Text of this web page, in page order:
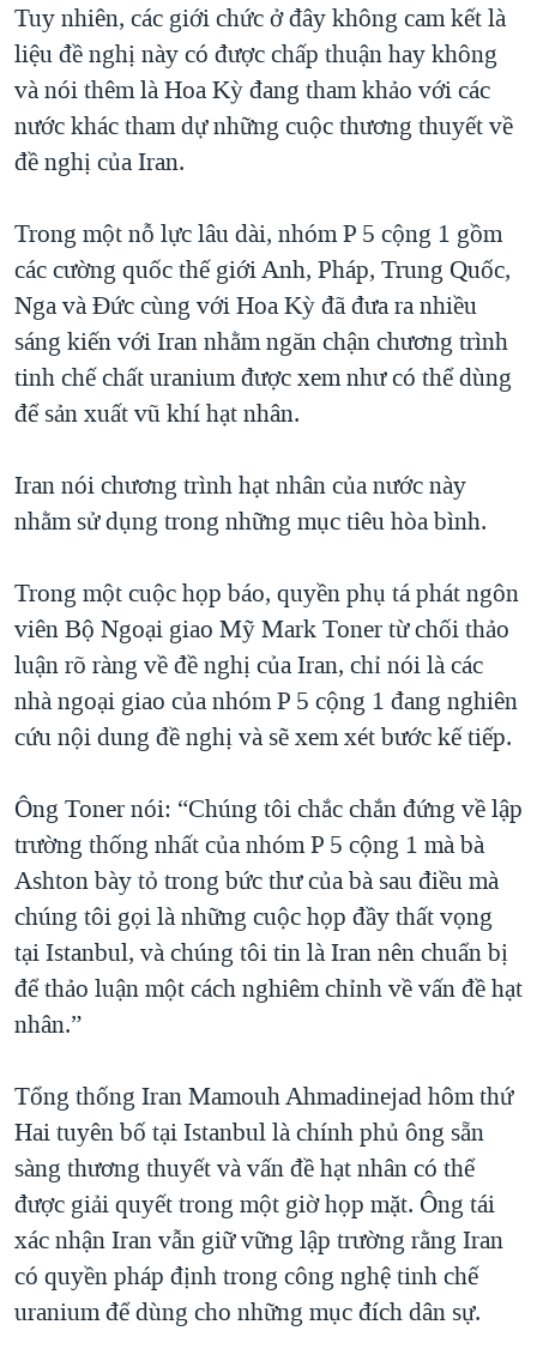
Tuy nhiên, các giới chức ở đây không cam kết là
liệu đề nghị này có được chấp thuận hay không
và nói thêm là Hoa Kỳ đang tham khảo với các
nước khác tham dự những cuộc thương thuyết về
đề nghị của Iran.
Trong một nỗ lực lâu dài, nhóm P 5 cộng 1 gồm
các cường quốc thế giới Anh, Pháp, Trung Quốc,
Nga và Đức cùng với Hoa Kỳ đã đưa ra nhiều
sáng kiến với Iran nhằm ngăn chận chương trình
tinh chế chất uranium được xem như có thể dùng
để sản xuất vũ khí hạt nhân.
Iran nói chương trình hạt nhân của nước này
nhằm sử dụng trong những mục tiêu hòa bình.
Trong một cuộc họp báo, quyền phụ tá phát ngôn
viên Bộ Ngoại giao Mỹ Mark Toner từ chối thảo
luận rõ ràng về đề nghị của Iran, chỉ nói là các
nhà ngoại giao của nhóm P 5 cộng 1 đang nghiên
cứu nội dung đề nghị và sẽ xem xét bước kế tiếp.
Ông Toner nói: “Chúng tôi chắc chắn đứng về lập
trường thống nhất của nhóm P 5 cộng 1 mà bà
Ashton bày tỏ trong bức thư của bà sau điều mà
chúng tôi gọi là những cuộc họp đầy thất vọng
tại Istanbul, và chúng tôi tin là Iran nên chuẩn bị
để thảo luận một cách nghiêm chỉnh về vấn đề hạt
nhân.”
Tổng thống Iran Mamouh Ahmadinejad hôm thứ
Hai tuyên bố tại Istanbul là chính phủ ông sẵn
sàng thương thuyết và vấn đề hạt nhân có thể
được giải quyết trong một giờ họp mặt. Ông tái
xác nhận Iran vẫn giữ vững lập trường rằng Iran
có quyền pháp định trong công nghệ tinh chế
uranium để dùng cho những mục đích dân sự.